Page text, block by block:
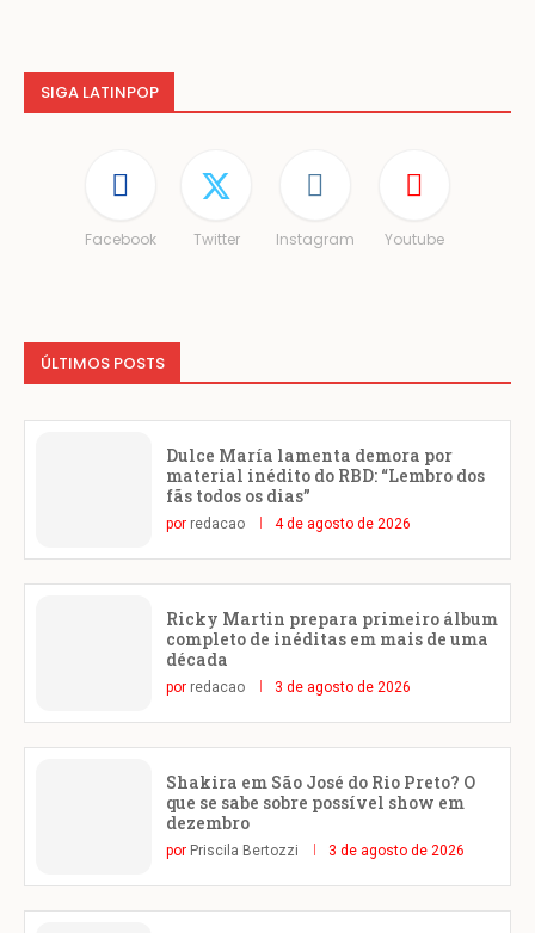
SIGA LATINPOP
Facebook Twitter Instagram Youtube
ÚLTIMOS POSTS
Dulce María lamenta demora por
material inédito do RBD: “Lembro dos
fãs todos os dias”
por redacao 4 de agosto de 2026
Ricky Martin prepara primeiro álbum
completo de inéditas em mais de uma
década
por redacao 3 de agosto de 2026
Shakira em São José do Rio Preto? O
que se sabe sobre possível show em
dezembro
por Priscila Bertozzi 3 de agosto de 2026